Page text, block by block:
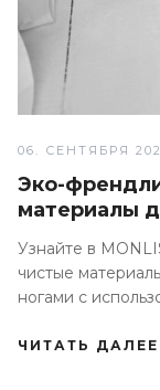
06. СЕНТЯБРЯ
Эко-
материалы
Узнайте в
чистые
ногами с
ЧИТАТЬ ДАЛЕЕ